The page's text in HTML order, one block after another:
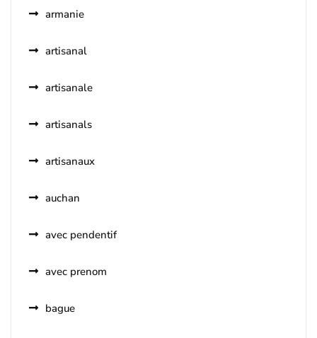
armanie
artisanal
artisanale
artisanals
artisanaux
auchan
avec pendentif
avec prenom
bague